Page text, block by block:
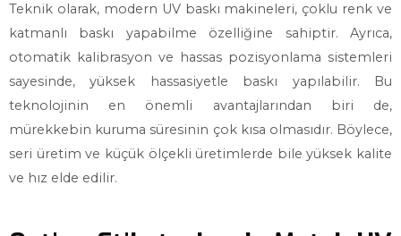
Teknik olarak, modern UV baskı makineleri, çoklu renk ve
katmanlı baskı yapabilme özelliğine sahiptir. Ayrıca,
otomatik kalibrasyon ve hassas pozisyonlama sistemleri
sayesinde, yüksek hassasiyetle baskı yapılabilir. Bu
teknolojinin en önemli avantajlarından biri de,
mürekkebin kuruma süresinin çok kısa olmasıdır. Böylece,
seri üretim ve küçük ölçekli üretimlerde bile yüksek kalite
ve hız elde edilir.